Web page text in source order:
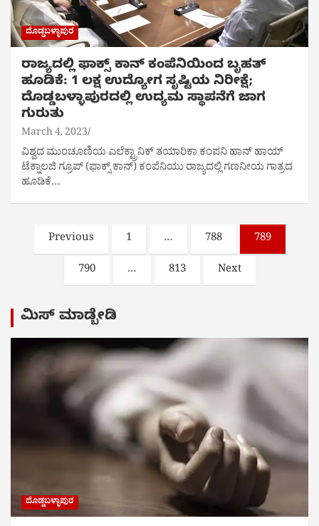
ದೊಡ್ಡಬಳ್ಳಾಪುರ
ರಾಜ್ಯದಲ್ಲಿ ಫಾಕ್ಸ್ ಕಾನ್ ಕಂಪೆನಿಯಿಂದ ಬೃಹತ್‌
ಹೂಡಿಕೆ: 1 ಲಕ್ಷ ಉದ್ಯೋಗ ಸೃಷ್ಟಿಯ ನಿರೀಕ್ಷೆ;
ದೊಡ್ಡಬಳ್ಳಾಪುರದಲ್ಲಿ ಉದ್ಯಮ ಸ್ಥಾಪನೆಗೆ ಜಾಗ
ಗುರುತು
March 4, 2023
ವಿಶ್ವದ ಮುಂಚೂಣಿಯ ಎಲೆಕ್ಟ್ರಾನಿಕ್ ತಯಾರಿಕಾ ಕಂಪನಿ ಹಾನ್ ಹಾಯ್
ಟೆಕ್ನಾಲಜಿ ಗ್ರೂಪ್ (ಫಾಕ್ಸ್ ಕಾನ್) ಕಂಪೆನಿಯು ರಾಜ್ಯದಲ್ಲಿ ಗಣನೀಯ ಗಾತ್ರದ
ಹೂಡಿಕೆ…
Posts
pagination
Previous 1 … 788
789
790
… 813 Next
ಮಿಸ್ ಮಾಡ್ಬೇಡಿ
ದೊಡ್ಡಬಳ್ಳಾಪುರ